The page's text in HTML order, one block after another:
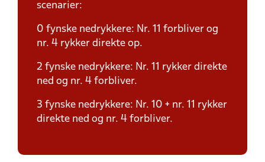
scenarier:
0 fynske nedrykkere: Nr. 11 forbliver og
nr. 4 rykker direkte op.
2 fynske nedrykkere: Nr. 11 rykker direkte
ned og nr. 4 forbliver.
3 fynske nedrykkere: Nr. 10 + nr. 11 rykker
direkte ned og nr. 4 forbliver.